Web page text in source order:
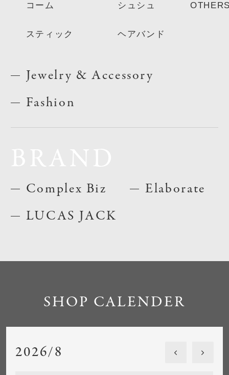
コーム
スティック
シュシュ
ヘアバンド
Jewelry & Accessory
Fashion
Complex Biz
LUCAS JACK
Elaborate
SHOP CALENDER
2026/8